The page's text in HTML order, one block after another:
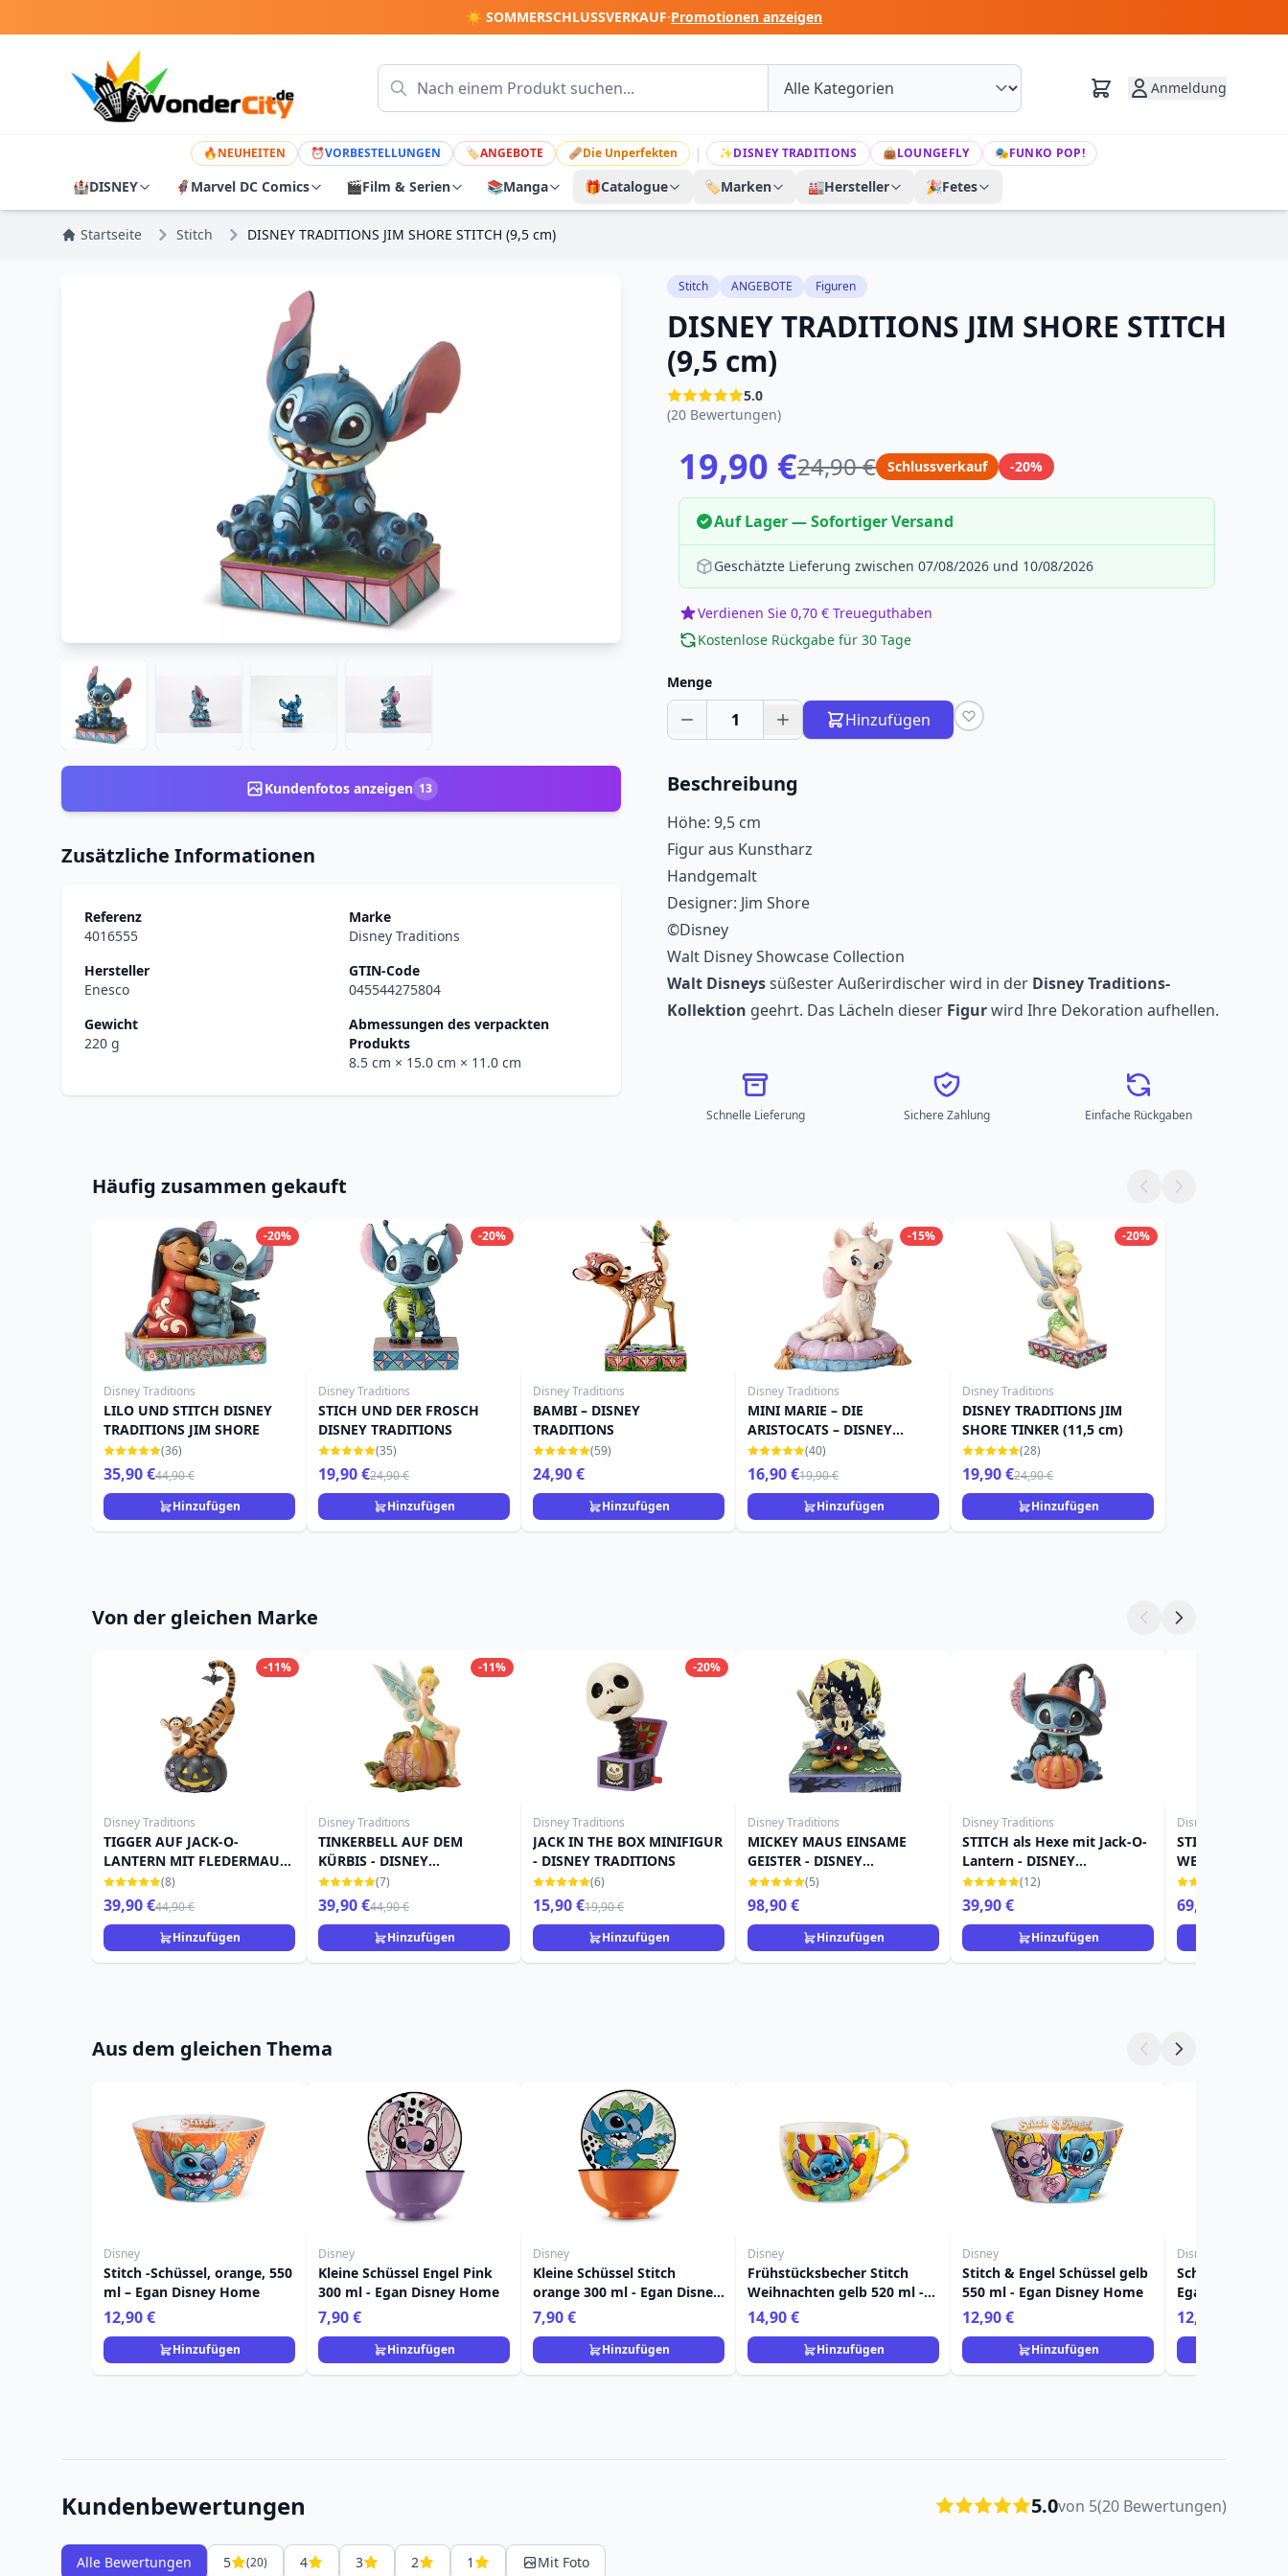
☀️ SOMMERSCHLUSSVERKAUF·Promotionen anzeigen
Anmeldung
🔥NEUHEITEN ⏰VORBESTELLUNGEN 🏷ANGEBOTE 🩹Die Unperfekten | ✨DISNEY TRADITIONS 👜LOUNGEFLY 🎭FUNKO POP!
🏰DISNEY 🦸 Marvel DC Comics 🎬Film & Serien 📚Manga 🎁Catalogue 🏷️Marken 🏭Hersteller 🎉Fetes
Startseite Stitch DISNEY TRADITIONS JIM SHORE STITCH (9,5 cm)
Kundenfotos anzeigen 13
Zusätzliche Informationen
Referenz
4016555
Marke
Disney Traditions
Hersteller
Enesco
GTIN-Code
045544275804
Gewicht
220 g
Abmessungen des verpackten
Produkts
8.5 cm × 15.0 cm × 11.0 cm
Stitch ANGEBOTE Figuren
DISNEY TRADITIONS JIM SHORE STITCH
(9,5 cm)
5.0
(20 Bewertungen)
19,90 €24,90 € Schlussverkauf -20%
Auf Lager — Sofortiger Versand
Geschätzte Lieferung zwischen 07/08/2026 und 10/08/2026
Verdienen Sie 0,70 € Treueguthaben
Kostenlose Rückgabe für 30 Tage
Menge
1 Hinzufügen
Beschreibung
Höhe: 9,5 cm
Figur aus Kunstharz
Handgemalt
Designer: Jim Shore
©Disney
Walt Disney Showcase Collection
Walt Disneyssüßester Außerirdischer wird in der Disney Traditions-
Kollektion geehrt. Das Lächeln dieser Figurwird Ihre Dekoration aufhellen.
Schnelle Lieferung Sichere Zahlung Einfache Rückgaben
Häufig zusammen gekauft
-20%
Disney Traditions
LILO UND STITCH DISNEY
TRADITIONS JIM SHORE
(36)
35,90 €44,90 €
Hinzufügen
-20%
Disney Traditions
STICH UND DER FROSCH
DISNEY TRADITIONS
(35)
19,90 €24,90 €
Hinzufügen
Disney Traditions
BAMBI – DISNEY
TRADITIONS
(59)
24,90 €
Hinzufügen
-15%
Disney Traditions
MINI MARIE – DIE
ARISTOCATS – DISNEY
TRADITIONS JIM SHORE
(40)
16,90 €19,90 €
Hinzufügen
-20%
Disney Traditions
DISNEY TRADITIONS JIM
SHORE TINKER (11,5 cm)
(28)
19,90 €24,90 €
Hinzufügen
Von der gleichen Marke
-11%
Disney Traditions
TIGGER AUF JACK-O-
LANTERN MIT FLEDERMAUS
- DISNEY TRADITIONS
(8)
39,90 €44,90 €
Hinzufügen
-11%
Disney Traditions
TINKERBELL AUF DEM
KÜRBIS - DISNEY
TRADITIONS
(7)
39,90 €44,90 €
Hinzufügen
-20%
Disney Traditions
JACK IN THE BOX MINIFIGUR
- DISNEY TRADITIONS
(6)
15,90 €19,90 €
Hinzufügen
Disney Traditions
MICKEY MAUS EINSAME
GEISTER - DISNEY
TRADITIONS
(5)
98,90 €
Hinzufügen
Disney Traditions
STITCH als Hexe mit Jack-O-
Lantern - DISNEY
TRADITIONS
(12)
39,90 €
Hinzufügen
Disney Traditions
STITCH WITH
WEIHNACHTEN
(LED) - DISNEY
69,90 €
Aus dem gleichen Thema
Disney
Stitch -Schüssel, orange, 550
ml – Egan Disney Home
12,90 €
Hinzufügen
Disney
Kleine Schüssel Engel Pink
300 ml - Egan Disney Home
7,90 €
Hinzufügen
Disney
Kleine Schüssel Stitch
orange 300 ml - Egan Disney
Home
7,90 €
Hinzufügen
Disney
Frühstücksbecher Stitch
Weihnachten gelb 520 ml -
Egan Disney Home
14,90 €
Hinzufügen
Disney
Stitch & Engel Schüssel gelb
550 ml - Egan Disney Home
12,90 €
Hinzufügen
Disney
Schüssel Stitch
Egan Disney
12,90 €
Kundenbewertungen 5.0von 5(20 Bewertungen)
Alle Bewertungen 5 (20) 4 3 2 1 Mit Foto